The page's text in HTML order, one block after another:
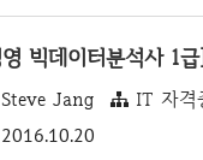
Steve Jang IT 자격
2016.10.20